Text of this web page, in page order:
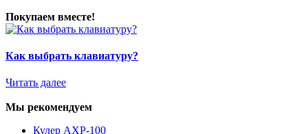
Покупаем вместе!
Как выбрать клавиатуру?
Читать далее
Мы рекомендуем
Кулер AXP-100